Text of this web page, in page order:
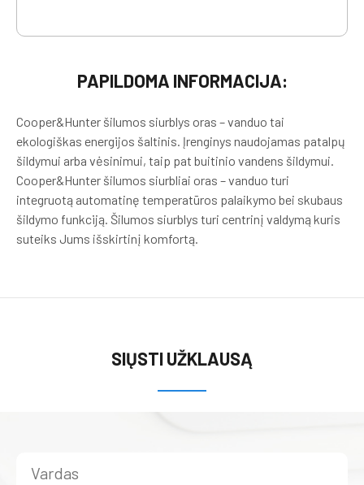
PAPILDOMA INFORMACIJA:
Cooper&Hunter šilumos siurblys oras – vanduo tai
ekologiškas energijos šaltinis. Įrenginys naudojamas patalpų
šildymui arba vėsinimui, taip pat buitinio vandens šildymui.
Cooper&Hunter šilumos siurbliai oras – vanduo turi
integruotą automatinę temperatūros palaikymo bei skubaus
šildymo funkciją. Šilumos siurblys turi centrinį valdymą kuris
suteiks Jums išskirtinį komfortą.
SIŲSTI UŽKLAUSĄ